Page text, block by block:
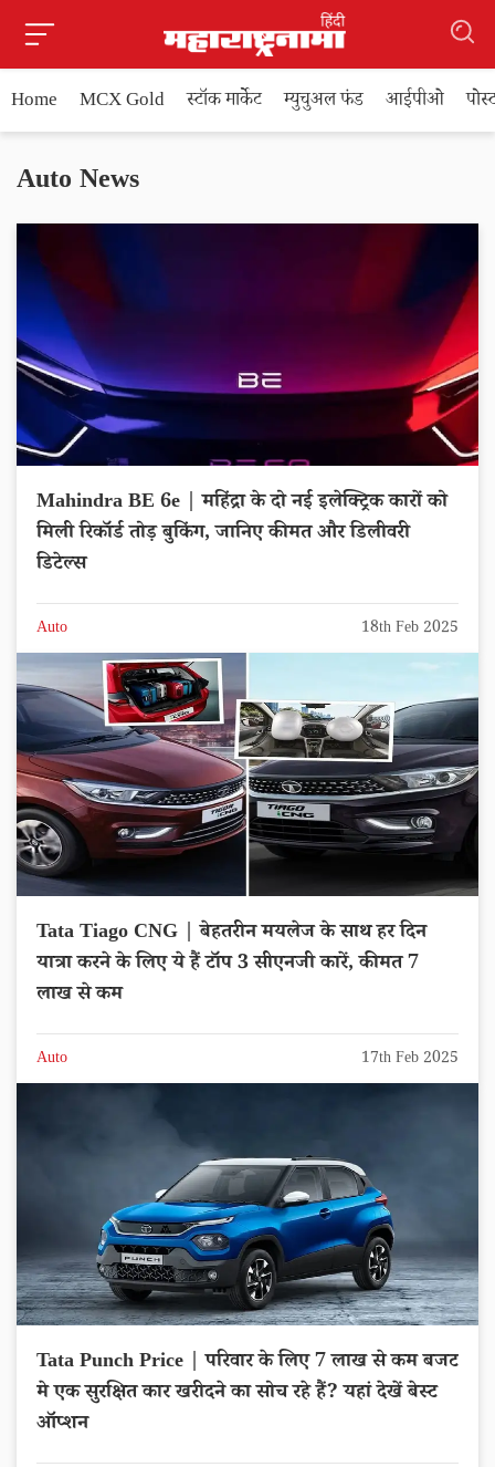
Home MCX Gold स्टॉक मार्केट म्युचुअल फंड आईपीओ
Auto News
Mahindra BE 6e | महिंद्रा के दो नई इलेक्ट्रिक कारों को
मिली रिकॉर्ड तोड़ बुकिंग, जानिए कीमत और डिलीवरी
डिटेल्स
Auto 18th Feb 2025
Tata Tiago CNG | बेहतरीन मयलेज के साथ हर दिन
यात्रा करने के लिए ये हैं टॉप 3 सीएनजी कारें, कीमत 7
लाख से कम
Auto 17th Feb 2025
Tata Punch Price | परिवार के लिए 7 लाख से कम बजट
मे एक सुरक्षित कार खरीदने का सोच रहे हैं? यहां देखें बेस्ट
ऑप्शन